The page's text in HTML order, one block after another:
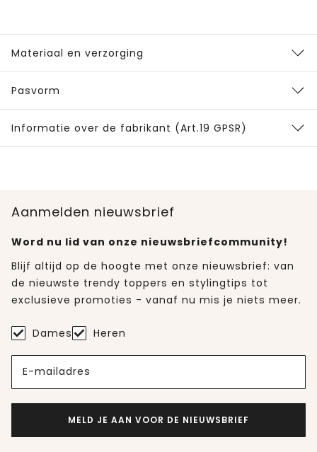
Materiaal en verzorging
Pasvorm
Informatie over de fabrikant (Art.19 GPSR)
Aanmelden nieuwsbrief
Word nu lid van onze nieuwsbriefcommunity!
Blijf altijd op de hoogte met onze nieuwsbrief: van
de nieuwste trendy toppers en stylingtips tot
exclusieve promoties - vanaf nu mis je niets meer.
Dames Heren
E-mailadres
MELD JE AAN VOOR DE NIEUWSBRIEF